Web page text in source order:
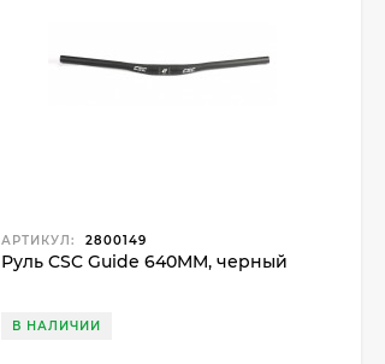
АРТИКУЛ: 2800149
Руль CSC Guide 640MM, черный
В НАЛИЧИИ